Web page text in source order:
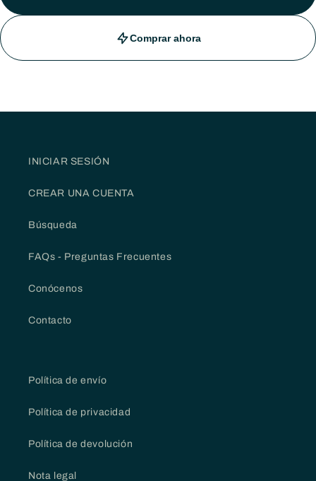
Comprar ahora
INICIAR SESIÓN
CREAR UNA CUENTA
Búsqueda
FAQs - Preguntas Frecuentes
Conócenos
Contacto
Política de envío
Política de privacidad
Política de devolución
Nota legal